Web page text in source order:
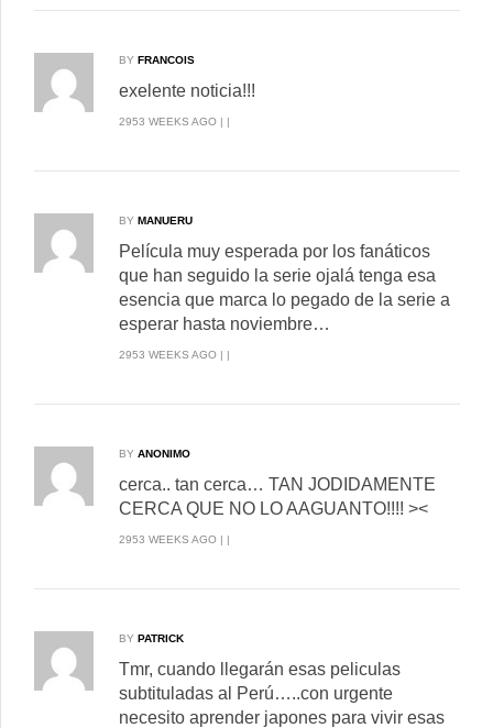
BY FRANCOIS
exelente noticia!!!
2953 WEEKS AGO | |
BY MANUERU
Película muy esperada por los fanáticos
que han seguido la serie ojalá tenga esa
esencia que marca lo pegado de la serie a
esperar hasta noviembre…
2953 WEEKS AGO | |
BY ANONIMO
cerca.. tan cerca… TAN JODIDAMENTE
CERCA QUE NO LO AAGUANTO!!!! ><
2953 WEEKS AGO | |
BY PATRICK
Tmr, cuando llegarán esas peliculas
subtituladas al Perú…..con urgente
necesito aprender japones para vivir esas